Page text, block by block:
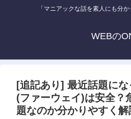
「マニアックな話を素人にも分
WEBの
[追記あり] 最近話題に
(ファーウェイ)は安全？
題なのか分かりやすく